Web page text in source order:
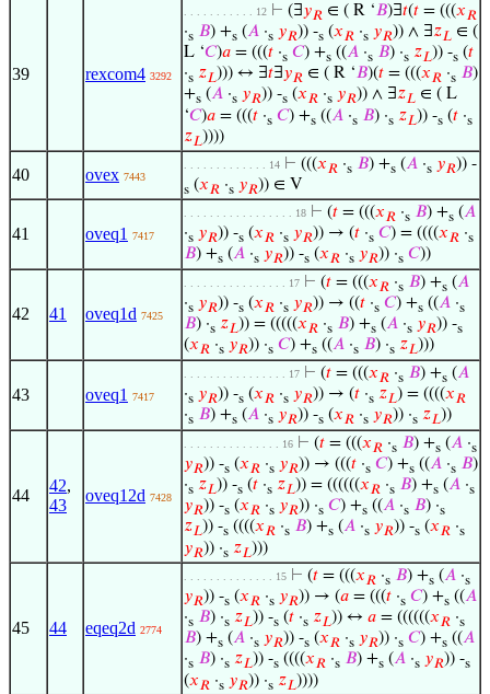
39 rexcom4 3292
. . . . . . . . . . . 12 ⊢ (∃𝑦𝑅 ∈ ( R ‘𝐵)∃𝑡(𝑡 = (((𝑥𝑅
·s 𝐵) +s (𝐴 ·s 𝑦𝑅)) -s (𝑥𝑅 ·s 𝑦𝑅)) ∧ ∃𝑧𝐿 ∈ (
L ‘𝐶)𝑎 = (((𝑡 ·s 𝐶) +s ((𝐴 ·s 𝐵) ·s 𝑧𝐿)) -s (𝑡
·s 𝑧𝐿))) ↔ ∃𝑡∃𝑦𝑅 ∈ ( R ‘𝐵)(𝑡 = (((𝑥𝑅 ·s 𝐵)
+s (𝐴 ·s 𝑦𝑅)) -s (𝑥𝑅 ·s 𝑦𝑅)) ∧ ∃𝑧𝐿 ∈ ( L
‘𝐶)𝑎 = (((𝑡 ·s 𝐶) +s ((𝐴 ·s 𝐵) ·s 𝑧𝐿)) -s (𝑡 ·s
𝑧𝐿))))
40 ovex 7443
. . . . . . . . . . . . . 14 ⊢ (((𝑥𝑅 ·s 𝐵) +s (𝐴 ·s 𝑦𝑅)) -
s (𝑥𝑅 ·s 𝑦𝑅)) ∈ V
41 oveq1 7417
. . . . . . . . . . . . . . . . . 18 ⊢ (𝑡 = (((𝑥𝑅 ·s 𝐵) +s (𝐴
·s 𝑦𝑅)) -s (𝑥𝑅 ·s 𝑦𝑅)) → (𝑡 ·s 𝐶) = ((((𝑥𝑅 ·s
𝐵) +s (𝐴 ·s 𝑦𝑅)) -s (𝑥𝑅 ·s 𝑦𝑅)) ·s 𝐶))
42 41 oveq1d 7425
. . . . . . . . . . . . . . . . 17 ⊢ (𝑡 = (((𝑥𝑅 ·s 𝐵) +s (𝐴
·s 𝑦𝑅)) -s (𝑥𝑅 ·s 𝑦𝑅)) → ((𝑡 ·s 𝐶) +s ((𝐴 ·s
𝐵) ·s 𝑧𝐿)) = (((((𝑥𝑅 ·s 𝐵) +s (𝐴 ·s 𝑦𝑅)) -s
(𝑥𝑅 ·s 𝑦𝑅)) ·s 𝐶) +s ((𝐴 ·s 𝐵) ·s 𝑧𝐿)))
43 oveq1 7417
. . . . . . . . . . . . . . . . 17 ⊢ (𝑡 = (((𝑥𝑅 ·s 𝐵) +s (𝐴
·s 𝑦𝑅)) -s (𝑥𝑅 ·s 𝑦𝑅)) → (𝑡 ·s 𝑧𝐿) = ((((𝑥𝑅
·s 𝐵) +s (𝐴 ·s 𝑦𝑅)) -s (𝑥𝑅 ·s 𝑦𝑅)) ·s 𝑧𝐿))
44
42,
43
oveq12d 7428
. . . . . . . . . . . . . . . 16 ⊢ (𝑡 = (((𝑥𝑅 ·s 𝐵) +s (𝐴 ·s
𝑦𝑅)) -s (𝑥𝑅 ·s 𝑦𝑅)) → (((𝑡 ·s 𝐶) +s ((𝐴 ·s 𝐵)
·s 𝑧𝐿)) -s (𝑡 ·s 𝑧𝐿)) = ((((((𝑥𝑅 ·s 𝐵) +s (𝐴 ·s
𝑦𝑅)) -s (𝑥𝑅 ·s 𝑦𝑅)) ·s 𝐶) +s ((𝐴 ·s 𝐵) ·s
𝑧𝐿)) -s ((((𝑥𝑅 ·s 𝐵) +s (𝐴 ·s 𝑦𝑅)) -s (𝑥𝑅 ·s
𝑦𝑅)) ·s 𝑧𝐿)))
45 44 eqeq2d 2774
. . . . . . . . . . . . . . 15 ⊢ (𝑡 = (((𝑥𝑅 ·s 𝐵) +s (𝐴 ·s
𝑦𝑅)) -s (𝑥𝑅 ·s 𝑦𝑅)) → (𝑎 = (((𝑡 ·s 𝐶) +s ((𝐴
·s 𝐵) ·s 𝑧𝐿)) -s (𝑡 ·s 𝑧𝐿)) ↔ 𝑎 = ((((((𝑥𝑅 ·s
𝐵) +s (𝐴 ·s 𝑦𝑅)) -s (𝑥𝑅 ·s 𝑦𝑅)) ·s 𝐶) +s ((𝐴
·s 𝐵) ·s 𝑧𝐿)) -s ((((𝑥𝑅 ·s 𝐵) +s (𝐴 ·s 𝑦𝑅)) -s
(𝑥𝑅 ·s 𝑦𝑅)) ·s 𝑧𝐿))))